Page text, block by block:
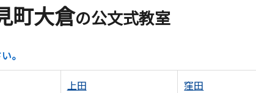
町大倉の公文式教室
。
上田 窪田